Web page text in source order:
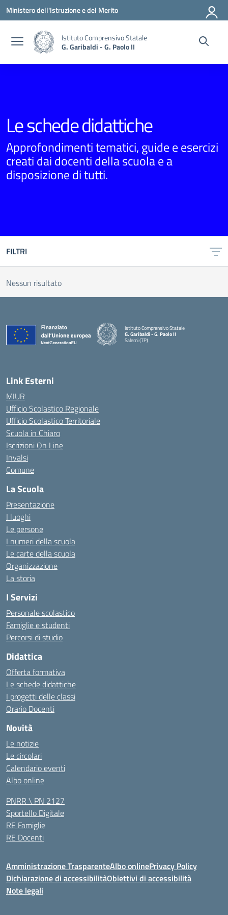
Vai ai contenuti
Vai al menu di navigazione
Vai al footer
Ministero dell'Istruzione e del Merito
Istituto Comprensivo Statale
G. Garibaldi - G. Paolo II
Le schede didattiche
Approfondimenti tematici, guide e esercizi
creati dai docenti della scuola e a
disposizione di tutti.
FILTRI
Nessun risultato
Istituto Comprensivo Statale
G. Garibaldi - G. Paolo II
Salemi (TP)
Link Esterni
MIUR
Ufficio Scolastico Regionale
Ufficio Scolastico Territoriale
Scuola in Chiaro
Iscrizioni On Line
Invalsi
Comune
La Scuola
Presentazione
I luoghi
Le persone
I numeri della scuola
Le carte della scuola
Organizzazione
La storia
I Servizi
Personale scolastico
Famiglie e studenti
Percorsi di studio
Didattica
Offerta formativa
Le schede didattiche
I progetti delle classi
Orario Docenti
Novità
Le notizie
Le circolari
Calendario eventi
Albo online
PNRR \ PN 2127
Sportello Digitale
RE Famiglie
RE Docenti
Amministrazione TrasparenteAlbo onlinePrivacy Policy
Dichiarazione di accessibilitàObiettivi di accessibilità
Note legali